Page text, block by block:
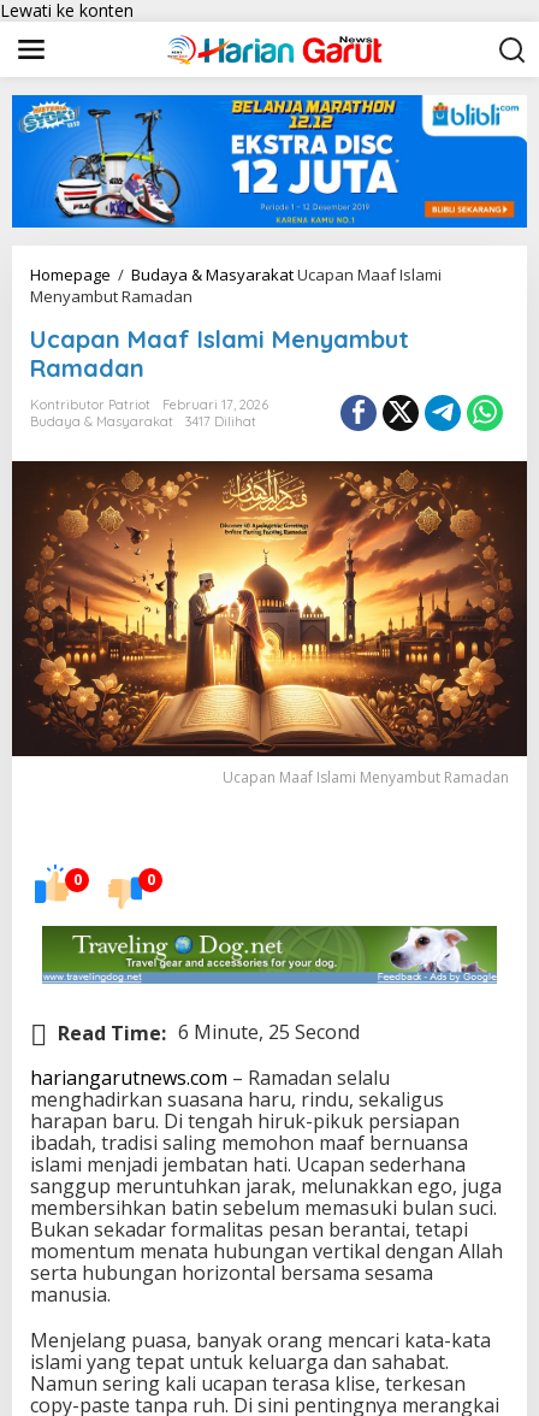
Lewati ke konten
Homepage / Budaya & MasyarakatUcapan Maaf Islami
Menyambut Ramadan
Ucapan Maaf Islami Menyambut
Ramadan
Kontributor Patriot
Februari 17, 2026
Budaya & Masyarakat
3417 Dilihat
Ucapan Maaf Islami Menyambut Ramadan
0 0
Read Time: 6 Minute, 25 Second
hariangarutnews.com – Ramadan selalu
menghadirkan suasana haru, rindu, sekaligus
harapan baru. Di tengah hiruk-pikuk persiapan
ibadah, tradisi saling memohon maaf bernuansa
islami menjadi jembatan hati. Ucapan sederhana
sanggup meruntuhkan jarak, melunakkan ego, juga
membersihkan batin sebelum memasuki bulan suci.
Bukan sekadar formalitas pesan berantai, tetapi
momentum menata hubungan vertikal dengan Allah
serta hubungan horizontal bersama sesama
manusia.
Menjelang puasa, banyak orang mencari kata-kata
islami yang tepat untuk keluarga dan sahabat.
Namun sering kali ucapan terasa klise, terkesan
copy-paste tanpa ruh. Di sini pentingnya merangkai